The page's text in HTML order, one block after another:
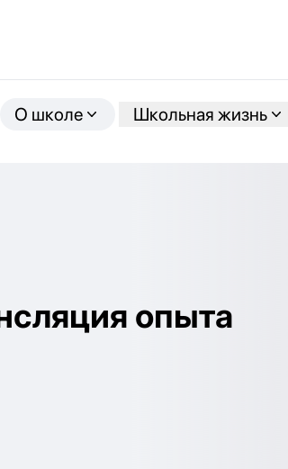
О школе Школьная жизнь
опыта